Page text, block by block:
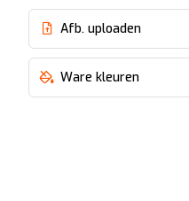
Afb. uploaden
Ware kleuren